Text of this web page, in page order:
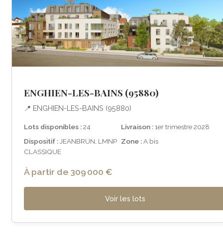
ENGHIEN-LES-BAINS (95880)
📍 ENGHIEN-LES-BAINS (95880)
Lots disponibles :24 Livraison : 1er trimestre 2028
Dispositif : JEANBRUN, LMNP
CLASSIQUE
Zone :A bis
À partir de 309 000 €
Voir les lots